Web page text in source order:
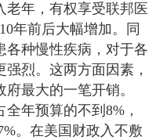
老年，有权享受联邦医
年前后大幅增加。同
各种慢性疾病，对于各
烈。这两方面因素，
最大的一笔开销。
年预算的不到8%，
。在美国财政入不敷